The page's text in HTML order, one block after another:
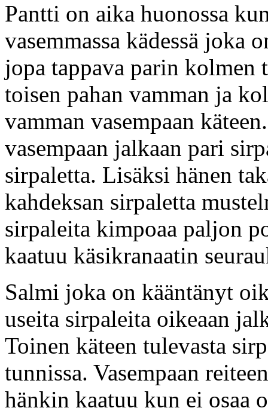
Pantti on aika huonossa
vasemmassa kädessä joka
jopa tappava parin kolmen
toisen pahan vamman ja
vamman vasempaan
vasempaan jalkaan pari
sirpaletta. Lisäksi hänen
kahdeksan sirpaletta
sirpaleita kimpoaa paljon
kaatuu käsikranaatin
Salmi joka on kääntänyt
useita sirpaleita oikeaan
Toinen käteen tulevasta
tunnissa. Vasempaan
hänkin kaatuu kun ei osaa